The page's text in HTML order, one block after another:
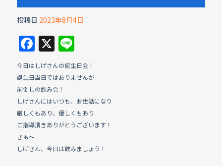
投稿日 2023年8月4日
F
a
c
e
b
o
o
k
X Li
n
e
今日はしげさんの誕生日会！
誕生日当日ではありませんが
前倒しの飲み会！
しげさんにはいつも、お世話になり
厳しくもあり、優しくもあり
ご指導頂きありがとうございます！
さぁ～
しげさん、今日は飲みましょう！